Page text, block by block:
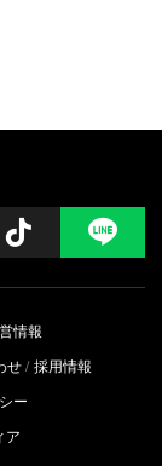
Follow
情報
せ 採用情報
ー
ア